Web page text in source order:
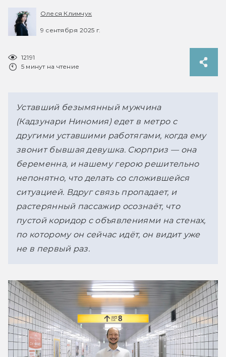
Олеся Климчук
9 сентября 2025 г.
12191
5 минут на чтение
Уставший безымянный мужчина
(Кадзунари Ниномия) едет в метро с
другими уставшими работягами, когда ему
звонит бывшая девушка. Сюрприз — она
беременна, и нашему герою решительно
непонятно, что делать со сложившейся
ситуацией. Вдруг связь пропадает, и
растерянный пассажир осознаёт, что
пустой коридор с объявлениями на стенах,
по которому он сейчас идёт, он видит уже
не в первый раз.